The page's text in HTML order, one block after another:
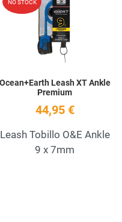
NO STOCK
Ocean+Earth Leash XT Ankle
Premium
44,95 €
Leash Tobillo O&E Ankle
9 x 7mm